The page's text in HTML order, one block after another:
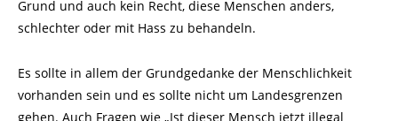
Grund und auch kein Recht, diese Menschen anders,
schlechter oder mit Hass zu behandeln.
Es sollte in allem der Grundgedanke der Menschlichkeit
vorhanden sein und es sollte nicht um Landesgrenzen
gehen. Auch Fragen wie „Ist dieser Mensch jetzt illegal